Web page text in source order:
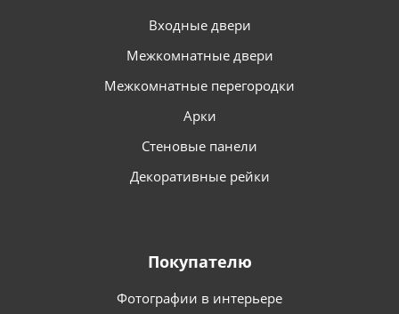
Входные двери
Межкомнатные двери
Межкомнатные перегородки
Арки
Стеновые панели
Декоративные рейки
Покупателю
Фотографии в интерьере